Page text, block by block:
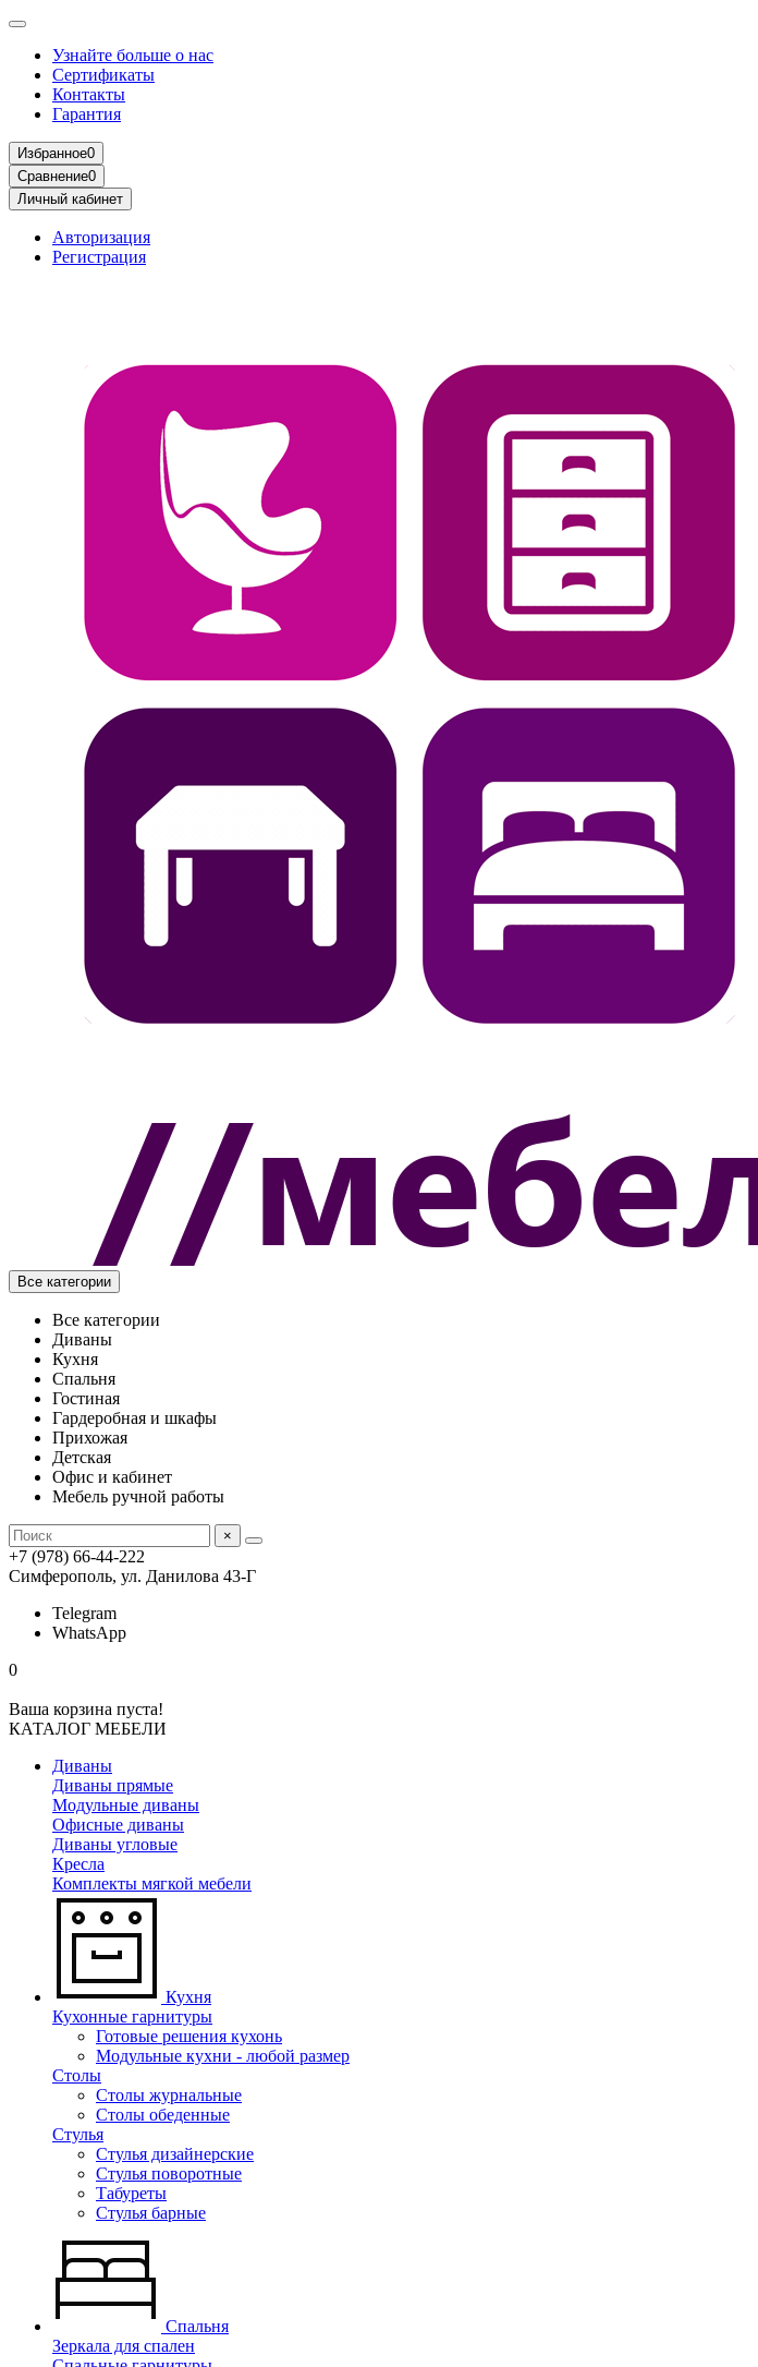
Узнайте больше о нас
Сертификаты
Контакты
Гарантия
Избранное0
Сравнение0
Личный кабинет
Авторизация
Регистрация
Все категории
Все категории
Диваны
Кухня
Спальня
Гостиная
Гардеробная и шкафы
Прихожая
Детская
Офис и кабинет
Мебель ручной работы
×
+7 (978) 66-44-222
Симферополь, ул. Данилова 43-Г
Telegram
WhatsApp
0
Ваша корзина пуста!
КАТАЛОГ МЕБЕЛИ
Диваны
Диваны прямые
Модульные диваны
Офисные диваны
Диваны угловые
Кресла
Комплекты мягкой мебели
Кухня
Кухонные гарнитуры
Готовые решения кухонь
Модульные кухни - любой размер
Столы
Столы журнальные
Столы обеденные
Стулья
Стулья дизайнерские
Стулья поворотные
Табуреты
Стулья барные
Спальня
Зеркала для спален